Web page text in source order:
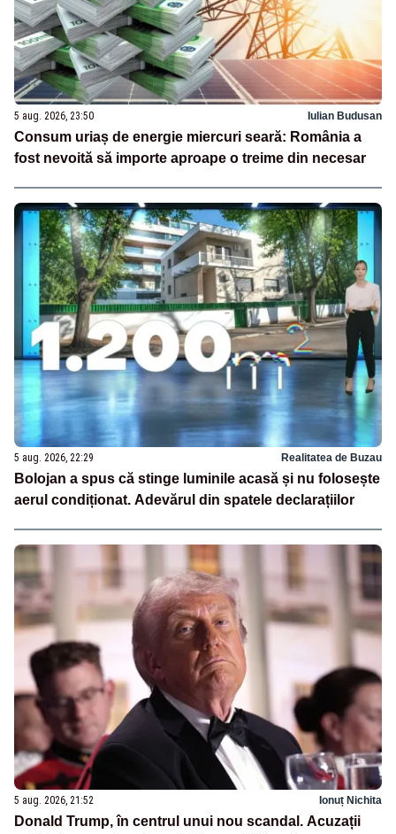
5 aug. 2026, 23:50 Iulian Budusan
Consum uriaș de energie miercuri seară: România a
fost nevoită să importe aproape o treime din necesar
5 aug. 2026, 22:29 Realitatea de Buzau
Bolojan a spus că stinge luminile acasă și nu folosește
aerul condiționat. Adevărul din spatele declarațiilor
5 aug. 2026, 21:52 Ionuț Nichita
Donald Trump, în centrul unui nou scandal. Acuzații